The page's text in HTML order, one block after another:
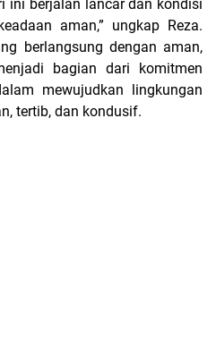
ini berjalan lancar dan kondisi
aman,” ungkap Reza.
berlangsung dengan aman,
bagian dari komitmen
mewujudkan lingkungan
tertib, dan kondusif.